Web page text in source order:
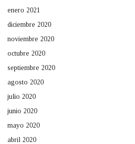
enero 2021
diciembre 2020
noviembre 2020
octubre 2020
septiembre 2020
agosto 2020
julio 2020
junio 2020
mayo 2020
abril 2020